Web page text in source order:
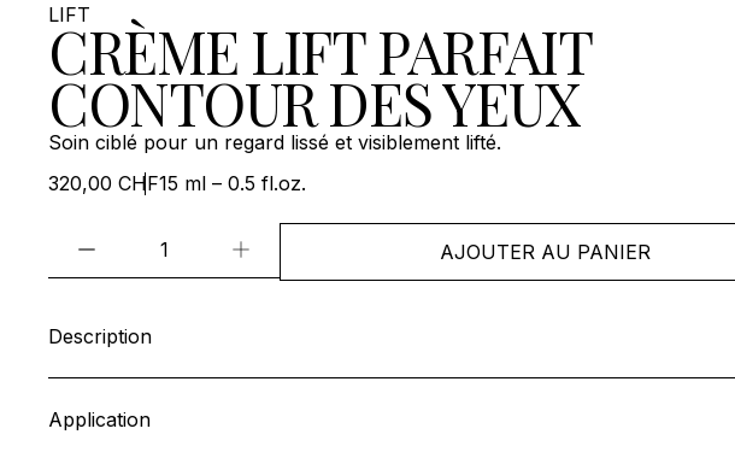
LIFT
CRÈME LIFT PARFAIT
CONTOUR DES YEUX
Soin ciblé pour un regard lissé et visiblement lifté.
320,00 CHF15 ml – 0.5 fl.oz.
AJOUTER AU PANIER
Description
Un soin d’exception à la texture baume fondante, spécifiquement conçu pour
Au cœur de sa formule, le
réactive l’énergie cellulaire,
Pour parfaire cette action globale, un complexe ultra-nourrissant associant huile
Application